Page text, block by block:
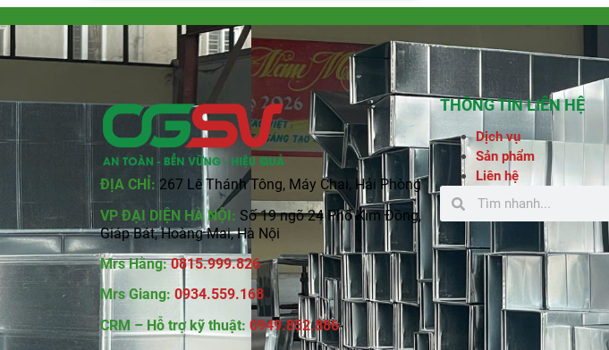
ĐỊA CHỈ: 267 Lê Thánh Tông, Máy Chai, Hải Phòng
VP ĐẠI DIỆN HÀ NỘI: Số 19 ngõ 24 Phố Kim Đồng,
Giáp Bát, Hoàng Mai, Hà Nội
Mrs Hằng: 0815.999.826
Mrs Giang: 0934.559.168
CRM – Hỗ trợ kỹ thuật: 0949.852.886
THÔNG TIN LIÊN HỆ
Dịch vụ
Sản phẩm
Liên hệ